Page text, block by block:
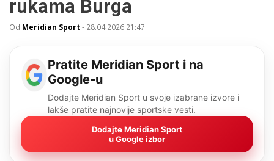
rukama Burga
Od Meridian Sport - 28.04.2026 21:47
Pratite Meridian Sport i na
Google-u
Dodajte Meridian Sport u svoje izabrane izvore i
lakše pratite najnovije sportske vesti.
Dodajte Meridian Sport
u Google izbor